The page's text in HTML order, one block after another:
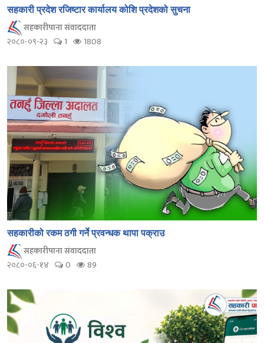
सहकारी प्रदेश रजिष्टार कार्यालय कोशि प्रदेशको सुचना
सहकारीपाना संवाददाता
२०८०-०९-२३
1 1808
सहकारीको रकम ठगी गर्ने प्रवन्धक थापा पक्राउ
सहकारीपाना संवाददाता
२०८०-०६-१४
0 89